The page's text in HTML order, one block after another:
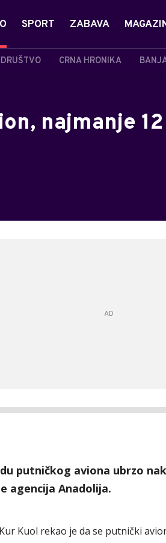
DRUŠTVO CRNA HRONIKA
SPORT ZABAVA
najmanje 12
putničkog aviona ubrzo
agencija Anadolija.
Kuol rekao je da se putnički